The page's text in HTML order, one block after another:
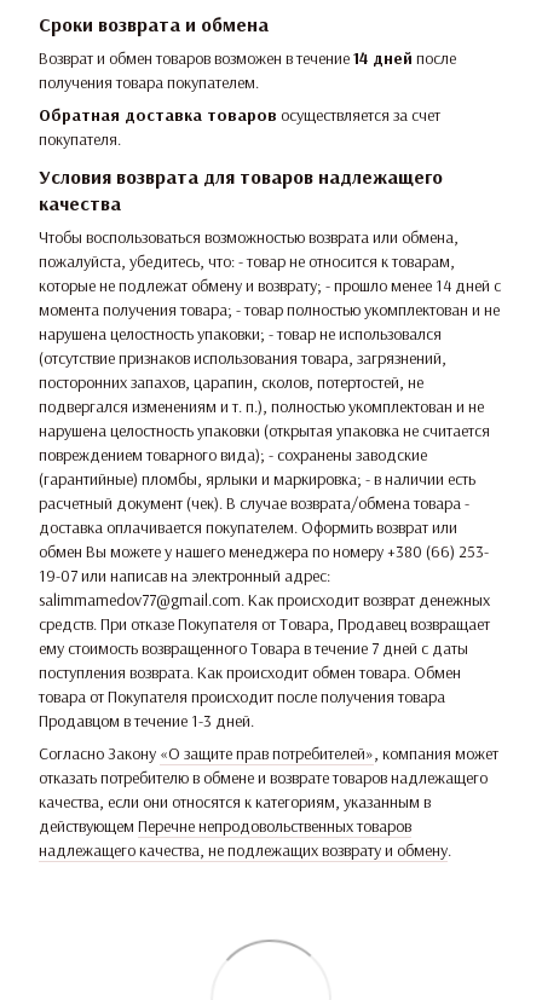
Сроки возврата и обмена
Возврат и обмен товаров возможен в течение14 дней после
получения товара покупателем.
Обратная доставка товаров осуществляется за счет
покупателя.
Условия возврата для товаров надлежащего
качества
Чтобы воспользоваться возможностью возврата или обмена,
пожалуйста, убедитесь, что: - товар не относится к товарам,
которые не подлежат обмену и возврату; - прошло менее 14 дней с
момента получения товара; - товар полностью укомплектован и не
нарушена целостность упаковки; - товар не использовался
(отсутствие признаков использования товара, загрязнений,
посторонних запахов, царапин, сколов, потертостей, не
подвергался изменениям и т. п.), полностью укомплектован и не
нарушена целостность упаковки (открытая упаковка не считается
повреждением товарного вида); - сохранены заводские
(гарантийные) пломбы, ярлыки и маркировка; - в наличии есть
расчетный документ (чек). В случае возврата/обмена товара -
доставка оплачивается покупателем. Оформить возврат или
обмен Вы можете у нашего менеджера по номеру +380 (66) 253-
19-07 или написав на электронный адрес:
salimmamedov77@gmail.com. Как происходит возврат денежных
средств. При отказе Покупателя от Товара, Продавец возвращает
ему стоимость возвращенного Товара в течение 7 дней с даты
поступления возврата. Как происходит обмен товара. Обмен
товара от Покупателя происходит после получения товара
Продавцом в течение 1-3 дней.
Согласно Закону «О защите прав потребителей», компания может
отказать потребителю в обмене и возврате товаров надлежащего
качества, если они относятся к категориям, указанным в
действующем Перечне непродовольственных товаров
надлежащего качества, не подлежащих возврату и обмену.